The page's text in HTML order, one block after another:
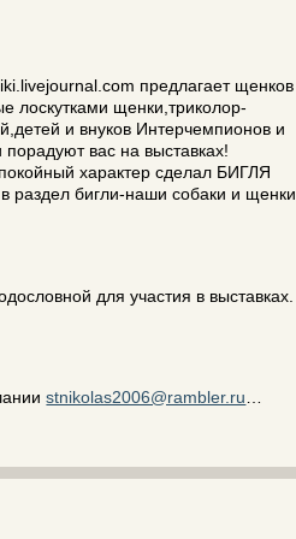
предлагает щенков
лоскутками щенки,триколор-
и внуков Интерчемпионов и
вас на выставках!
характер сделал БИГЛЯ
раздел бигли-наши собаки и щенки
для участия в выставках.
stnikolas2006@rambler.ru…